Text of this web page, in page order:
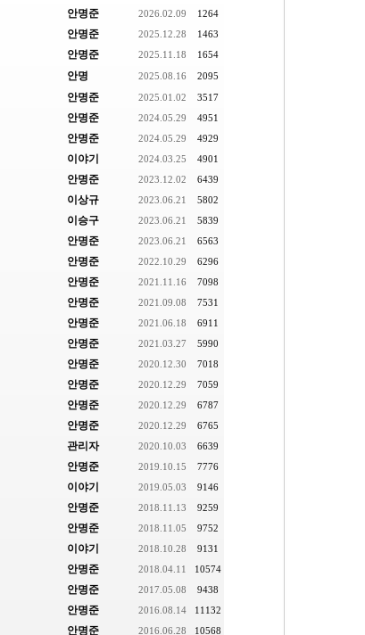
안명준 2026.02.09 1264
안명준 2025.12.28 1463
안명준 2025.11.18 1654
안명 2025.08.16 2095
안명준 2025.01.02 3517
안명준 2024.05.29 4951
안명준 2024.05.29 4929
이야기 2024.03.25 4901
안명준 2023.12.02 6439
이상규 2023.06.21 5802
이승구 2023.06.21 5839
안명준 2023.06.21 6563
안명준 2022.10.29 6296
안명준 2021.11.16 7098
안명준 2021.09.08 7531
안명준 2021.06.18 6911
안명준 2021.03.27 5990
안명준 2020.12.30 7018
안명준 2020.12.29 7059
안명준 2020.12.29 6787
안명준 2020.12.29 6765
관리자 2020.10.03 6639
안명준 2019.10.15 7776
이야기 2019.05.03 9146
안명준 2018.11.13 9259
안명준 2018.11.05 9752
이야기 2018.10.28 9131
안명준 2018.04.11 10574
안명준 2017.05.08 9438
안명준 2016.08.14 11132
안명준 2016.06.28 10568